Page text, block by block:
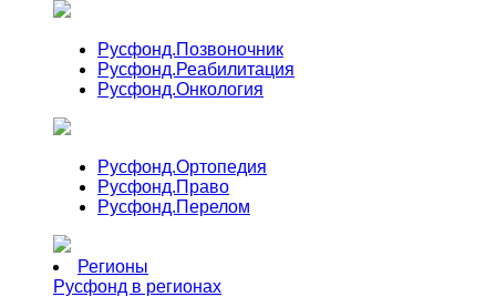
Русфонд.Позвоночник
Русфонд.Реабилитация
Русфонд.Онкология
Русфонд.Ортопедия
Русфонд.Право
Русфонд.Перелом
Регионы
Русфонд в регионах